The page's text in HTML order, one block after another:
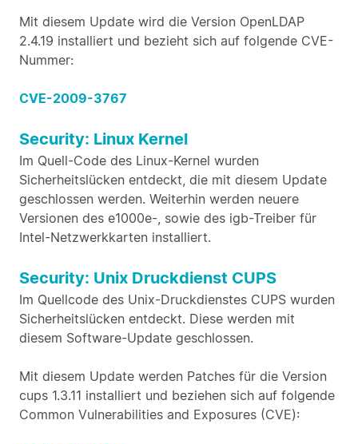
Mit diesem Update wird die Version OpenLDAP
2.4.19 installiert und bezieht sich auf folgende CVE-
Nummer:
CVE-2009-3767
Security: Linux Kernel
Im Quell-Code des Linux-Kernel wurden
Sicherheitslücken entdeckt, die mit diesem Update
geschlossen werden. Weiterhin werden neuere
Versionen des e1000e-, sowie des igb-Treiber für
Intel-Netzwerkkarten installiert.
Security: Unix Druckdienst CUPS
Im Quellcode des Unix-Druckdienstes CUPS wurden
Sicherheitslücken entdeckt. Diese werden mit
diesem Software-Update geschlossen.
Mit diesem Update werden Patches für die Version
cups 1.3.11 installiert und beziehen sich auf folgende
Common Vulnerabilities and Exposures (CVE):